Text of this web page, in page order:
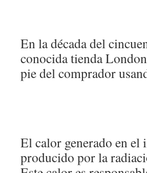
En la década del
conocida tienda
pie del comprador
El calor generado en el
producido por la